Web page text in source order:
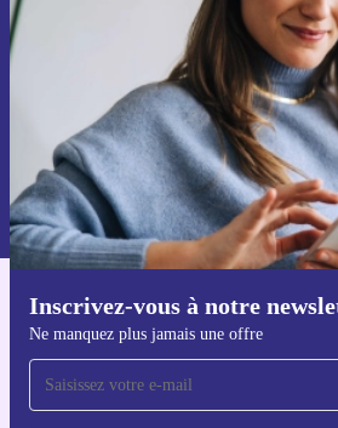
Inscrivez-vous à notre
Ne manquez plus jamais une offre
Ne manquez plus aucune
S'inscrire
Retrouvez les informations sur l'utilisation des
dans notre
politique de confidentialité.
Téléchargez
Pour iOS et Android